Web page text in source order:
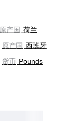
原产国 荷兰
原产国 西班牙
货币 Pounds